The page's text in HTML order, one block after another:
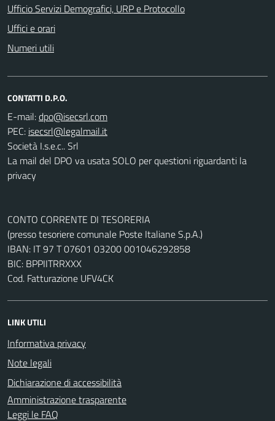
Ufficio Servizi Demografici, URP e Protocollo
Uffici e orari
Numeri utili
CONTATTI D.P.O.
E-mail:
PEC:
Società I.s.e.c.. Srl
La mail del DPO va usata SOLO per questioni riguardanti la
privacy
CONTO CORRENTE DI TESORERIA
(presso tesoriere comunale Poste Italiane S.p.A.)
IBAN: IT 97 T 07601 03200 001046292858
BIC: BPPIITRRXXX
Cod. Fatturazione UFV4CK
LINK UTILI
Informativa privacy
Note legali
Dichiarazione di accessibilità
Amministrazione trasparente
Leggi le FAQ